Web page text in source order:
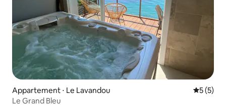
Appartement ⋅ Le Lavandou
5 (5)
Le Grand Bleu